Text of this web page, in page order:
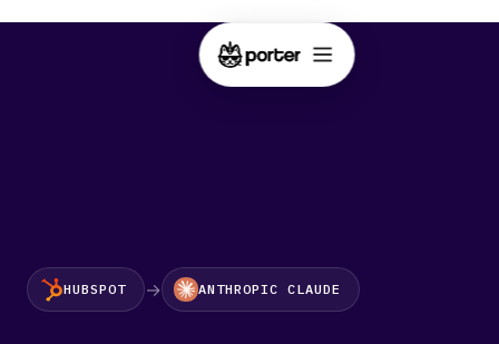
HUBSPOT → ANTHROPIC CLAUDE